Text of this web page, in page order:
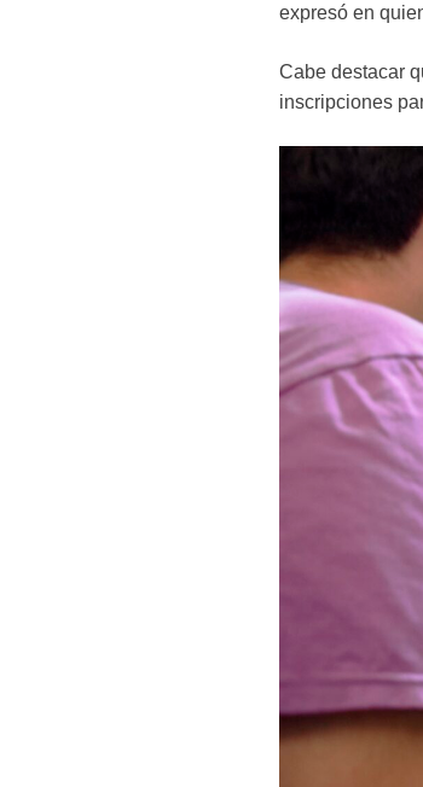
expresó en
Cabe destacar
inscripciones